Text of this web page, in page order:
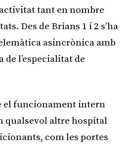
tant en nombre
Des de Brians 1 i 2 s’ha
asincrònica amb
de l’especialitat de
el funcionament intern
qualsevol altre hospital
com les portes